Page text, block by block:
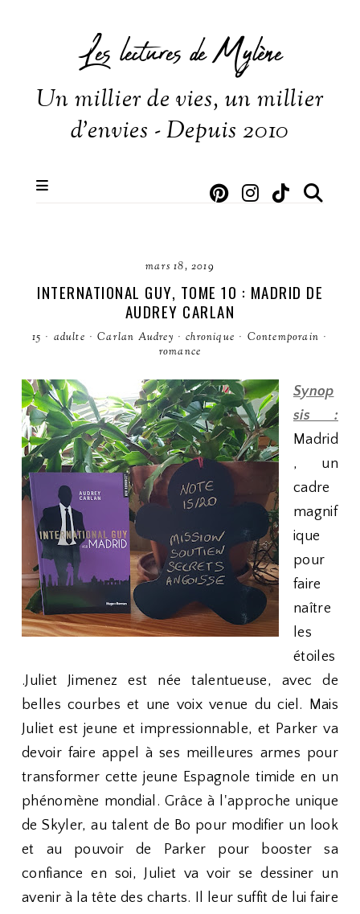
Les lectures de Mylène
Un millier de vies, un millier
d'envies - Depuis 2010
mars 18, 2019
INTERNATIONAL GUY, TOME 10 : MADRID DE
AUDREY CARLAN
15 · adulte · Carlan Audrey · chronique · Contemporain ·
romance
Synop
sis :
Madrid
, un
cadre
magnif
ique
pour
faire
naître
les
étoiles
.Juliet Jimenez est née talentueuse, avec de
belles courbes et une voix venue du ciel. Mais
Juliet est jeune et impressionnable, et Parker va
devoir faire appel à ses meilleures armes pour
transformer cette jeune Espagnole timide en un
phénomène mondial. Grâce à l'approche unique
de Skyler, au talent de Bo pour modifier un look
et au pouvoir de Parker pour booster sa
confiance en soi, Juliet va voir se dessiner un
avenir à la tête des charts. Il leur suffit de lui faire